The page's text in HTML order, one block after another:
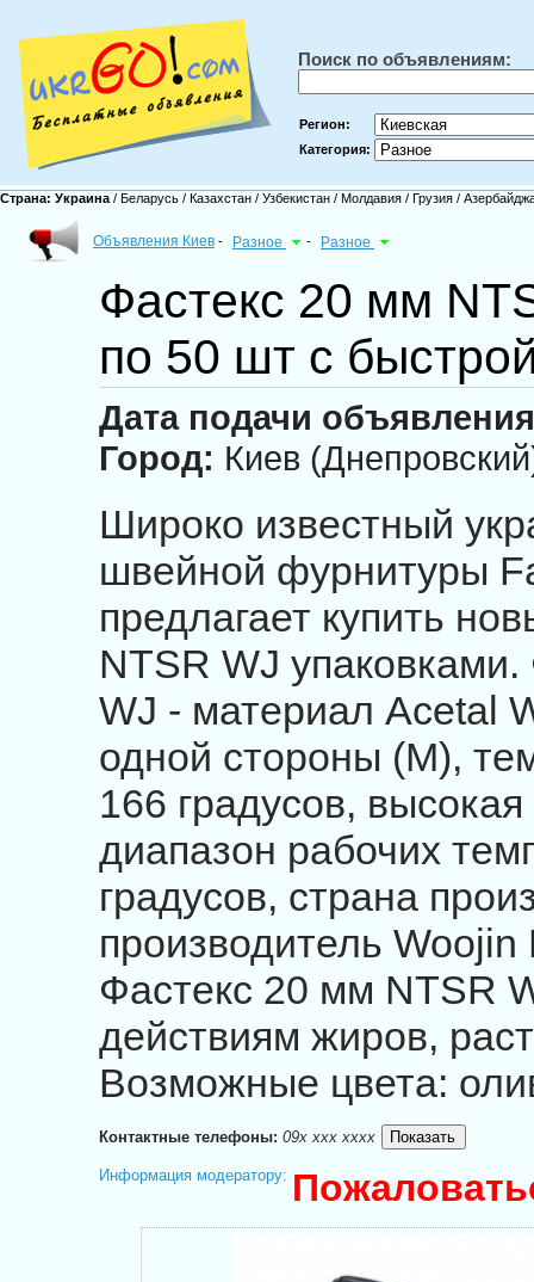
Поиск по объявлениям:
Регион:
Категория:
Страна: Украина / Беларусь / Казахстан / Узбекистан / Молдавия / Грузия /
Объявления Киев - Разное - Разное
Фастекс 20 мм
по 50 шт с
Дата подачи
Город: Киев
Широко известный
швейной фурнитуры
предлагает купить
NTSR WJ
WJ - материал Acetal
одной стороны (М),
166 градусов,
диапазон рабочих
градусов, страна
производитель
Фастекс 20 мм NTSR
действиям жиров,
Возможные цвета:
Контактные телефоны:09x xxx xxxx
Информация модератору: